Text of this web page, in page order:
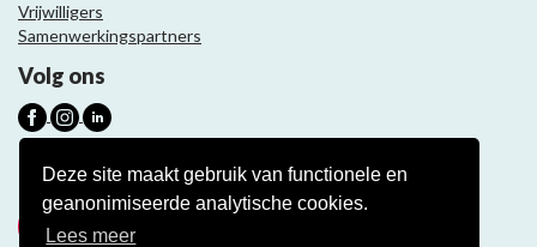
Deze site maakt gebruik van functionele en
geanonimiseerde analytische cookies.
Lees meer
Vrijwilligers
Samenwerkingspartners
Volg ons
Nieuwsbrief
Meld je aan